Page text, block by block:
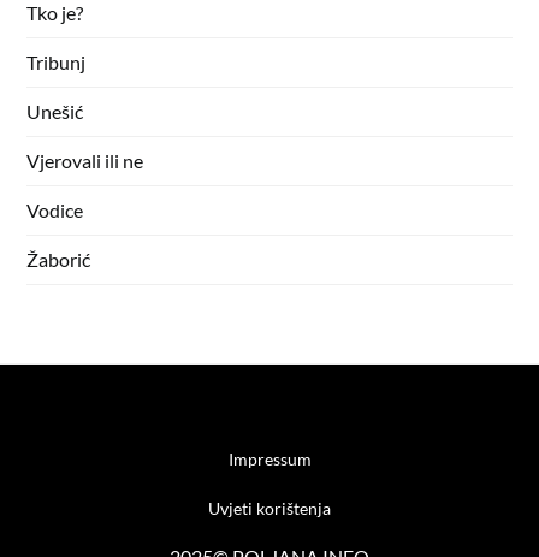
Tko je?
Tribunj
Unešić
Vjerovali ili ne
Vodice
Žaborić
Impressum
Uvjeti korištenja